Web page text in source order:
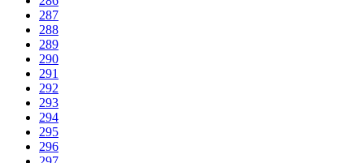
287
288
289
290
291
292
293
294
295
296